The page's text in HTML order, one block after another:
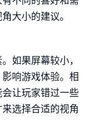
大小的建议。
如果屏幕较小，
响游戏体验。相
让玩家错过一些
选择合适的视角